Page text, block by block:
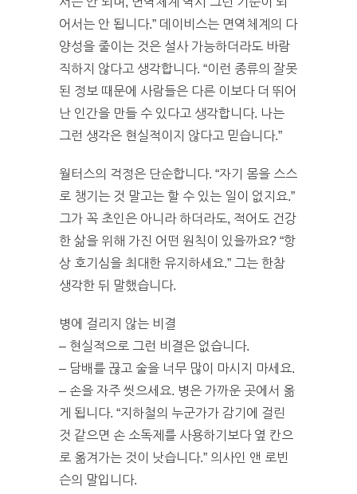
어서는 안 됩니다.” 데이비스는 면역체계의 다
양성을 줄이는 것은 설사 가능하더라도 바람
직하지 않다고 생각합니다. “이런 종류의 잘못
된 정보 때문에 사람들은 다른 이보다 더 뛰어
난 인간을 만들 수 있다고 생각합니다. 나는
그런 생각은 현실적이지 않다고 믿습니다.”
월터스의 걱정은 단순합니다. “자기 몸을 스스
로 챙기는 것 말고는 할 수 있는 일이 없지요.”
그가 꼭 초인은 아니라 하더라도, 적어도 건강
한 삶을 위해 가진 어떤 원칙이 있을까요? “항
상 호기심을 최대한 유지하세요.” 그는 한참
생각한 뒤 말했습니다.
병에 걸리지 않는 비결
– 현실적으로 그런 비결은 없습니다.
– 담배를 끊고 술을 너무 많이 마시지 마세요.
– 손을 자주 씻으세요. 병은 가까운 곳에서 옮
게 됩니다. “지하철의 누군가가 감기에 걸린
것 같으면 손 소독제를 사용하기보다 옆 칸으
로 옮겨가는 것이 낫습니다.” 의사인 앤 로빈
슨의 말입니다.